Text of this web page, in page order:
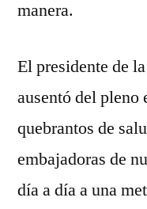
manera.
El presidente de
ausentó del pleno
quebrantos de
embajadoras de
día a día a una